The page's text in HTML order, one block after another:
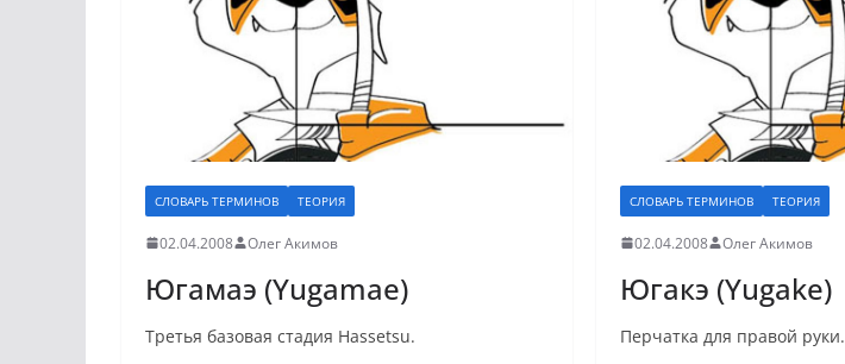
СЛОВАРЬ ТЕРМИНОВ ТЕОРИЯ
02.04.2008 Олег Акимов
Югамаэ (Yugamae)
Третья базовая стадия Hassetsu.
СЛОВАРЬ ТЕРМИНОВ ТЕОРИЯ
02.04.2008 Олег Акимов
Югакэ (Yugake)
Перчатка для правой руки.